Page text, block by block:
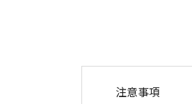
注意事項